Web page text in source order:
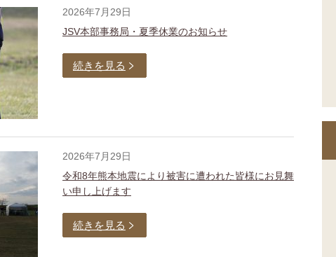
2026年7月29日
JSV本部事務局・夏季休業のお知らせ
続きを見る
2026年7月29日
令和8年熊本地震により被害に遭われた皆様にお見舞
い申し上げます
続きを見る